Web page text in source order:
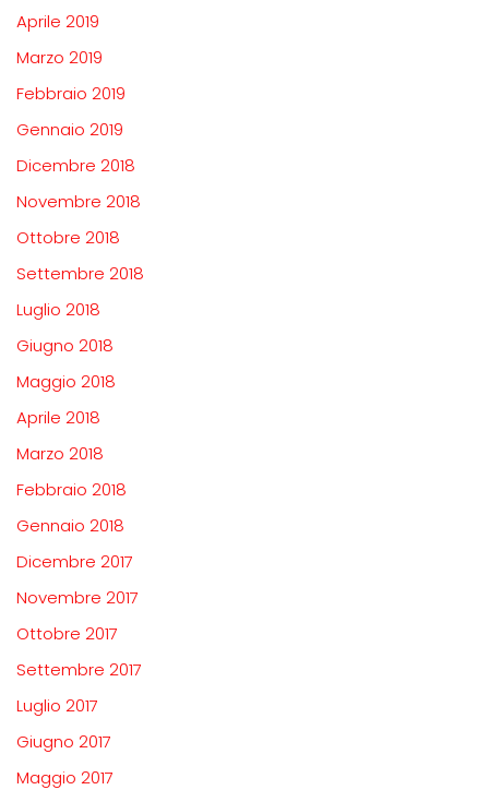
Aprile 2019
Marzo 2019
Febbraio 2019
Gennaio 2019
Dicembre 2018
Novembre 2018
Ottobre 2018
Settembre 2018
Luglio 2018
Giugno 2018
Maggio 2018
Aprile 2018
Marzo 2018
Febbraio 2018
Gennaio 2018
Dicembre 2017
Novembre 2017
Ottobre 2017
Settembre 2017
Luglio 2017
Giugno 2017
Maggio 2017